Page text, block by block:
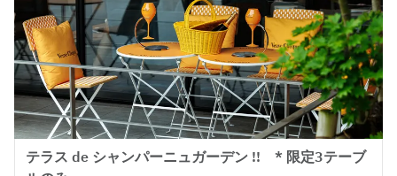
テラス de シャンパーニュガーデン !! * 限定3テーブ